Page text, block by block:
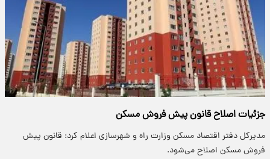
جزئیات اصلاح قانون پیش فروش مسکن
مدیرکل دفتر اقتصاد مسکن وزارت راه و شهرسازی اعلام کرد: قانون پیش
فروش مسکن اصلاح می‌شود.